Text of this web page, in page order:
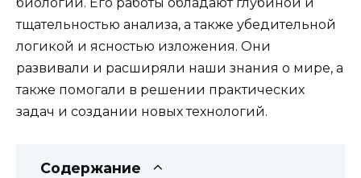
тщательностью анализа, а также убедительной
логикой и ясностью изложения. Они
развивали и расширяли наши знания о мире, а
также помогали в решении практических
задач и создании новых технологий.
Содержание